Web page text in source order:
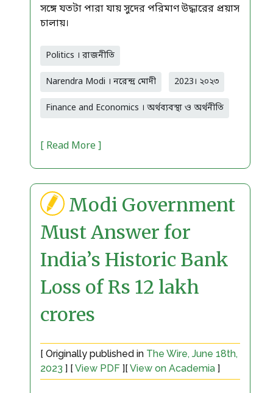
সঙ্গে যতটা পারা যায় সুদের পরিমাণ উদ্ধারের প্রয়াস
চালায়।
Politics । রাজনীতি
Narendra Modi । নরেন্দ্র মোদী 2023। ২০২৩
Finance and Economics । অর্থব্যবস্থা ও অর্থনীতি
[ Read More ]
Modi Government
Must Answer for
India’s Historic Bank
Loss of Rs 12 lakh
crores
[ Originally published in The Wire, June 18th,
2023 ] [ View PDF ][ View on Academia ]